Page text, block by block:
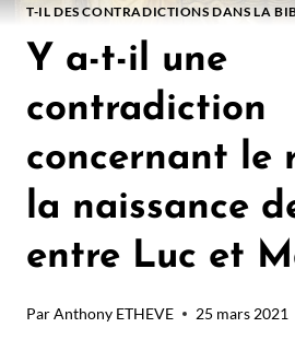
T-IL DES CONTRADICTIONS DANS LA
Y a-t-il une
contradiction
concernant le
la naissance
entre Luc et
ParAnthony ETHEVE
25 mars 2021